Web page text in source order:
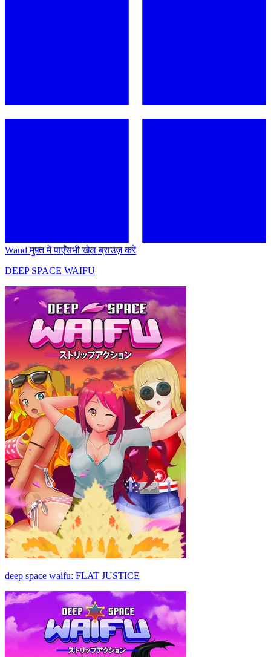
Wand मुफ़्त में पाएँसभी खेल ब्राउज़ करें
DEEP SPACE WAIFU
deep space waifu: FLAT JUSTICE